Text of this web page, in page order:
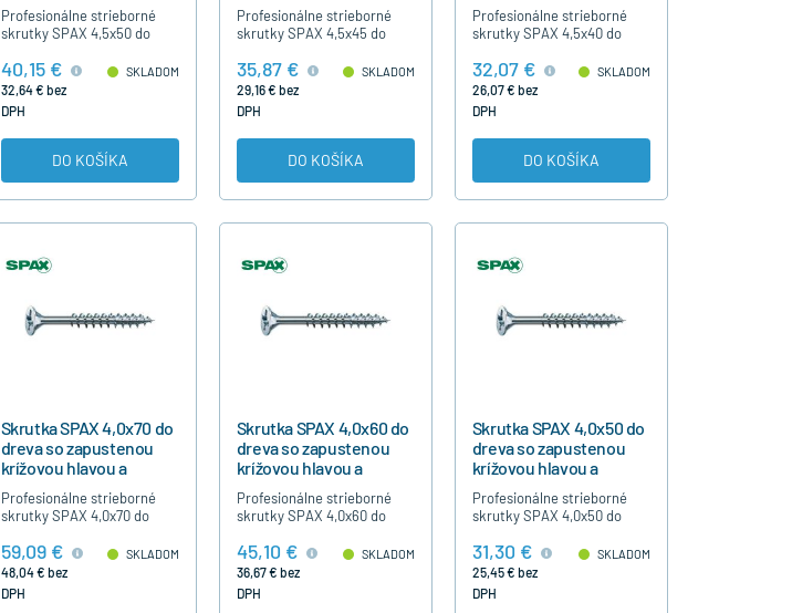
Profesionálne strieborné
skrutky SPAX 4,5x50 do
čiastočným závitom, bez
nutnosti predvŕtania,
strieborné modrý…
40,15 €
32,64 € bez
DPH
SKLADOM
DO KOŠÍKA
Profesionálne strieborné
skrutky SPAX 4,5x45 do
čiastočným závitom, bez
nutnosti predvŕtania,
strieborné modrý…
35,87 €
29,16 € bez
DPH
SKLADOM
DO KOŠÍKA
Profesionálne strieborné
skrutky SPAX 4,5x40 do
čiastočným závitom, bez
nutnosti predvŕtania,
strieborné modrý…
32,07 €
26,07 € bez
DPH
SKLADOM
DO KOŠÍKA
Skrutka SPAX 4,0x70 do
dreva so zapustenou
krížovou hlavou a
Profesionálne strieborné
skrutky SPAX 4,0x70 do
čiastočným závitom, bez
nutnosti predvŕtania,
strieborné modrý…
59,09 €
48,04 € bez
DPH
SKLADOM
Skrutka SPAX 4,0x60 do
dreva so zapustenou
krížovou hlavou a
Profesionálne strieborné
skrutky SPAX 4,0x60 do
čiastočným závitom, bez
nutnosti predvŕtania,
strieborné modrý…
45,10 €
36,67 € bez
DPH
SKLADOM
Skrutka SPAX 4,0x50 do
dreva so zapustenou
krížovou hlavou a
Profesionálne strieborné
skrutky SPAX 4,0x50 do
čiastočným závitom, bez
nutnosti predvŕtania,
strieborné modrý…
31,30 €
25,45 € bez
DPH
SKLADOM